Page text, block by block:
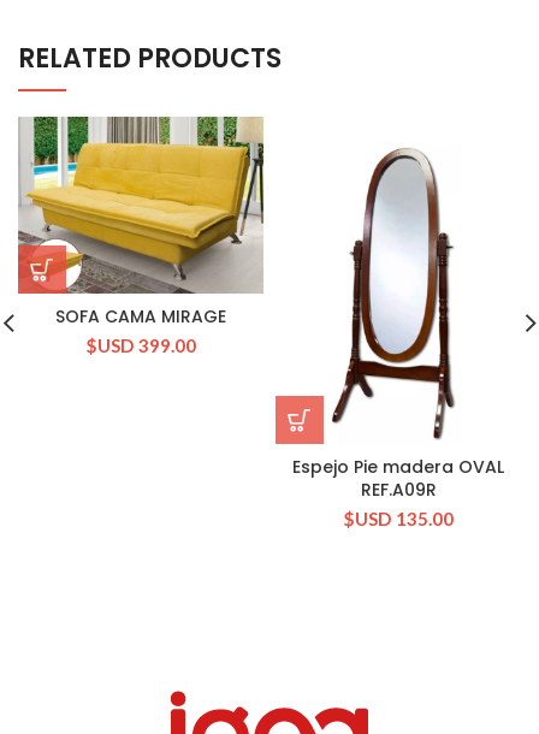
RELATED PRODUCTS
SOFA CAMA MIRAGE
$USD 399.00
Espejo Pie madera OVAL
REF.A09R
$USD 135.00